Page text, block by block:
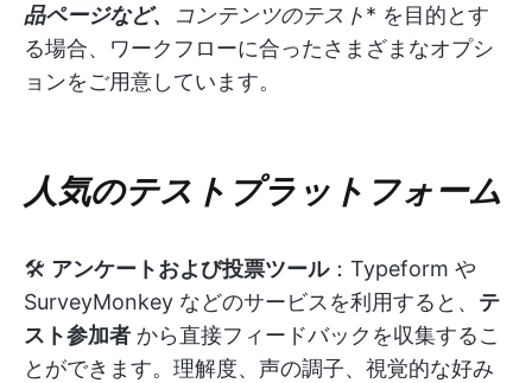
品ページなど、
コンテンツのテスト* を目的とす
る場合、ワークフローに合ったさまざまなオプシ
ョンをご用意しています。
人気のテストプラットフォーム
🛠️ アンケートおよび投票ツール：Typeform や
SurveyMonkey などのサービスを利用すると、 テ
スト参加者 から直接フィードバックを収集するこ
とができます。理解度、声の調子、視覚的な好み